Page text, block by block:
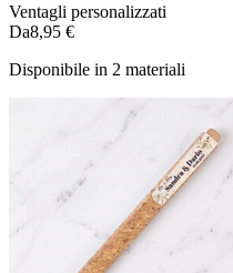
Ventagli personalizzati
Da8,95 €
Disponibile in 2 materiali